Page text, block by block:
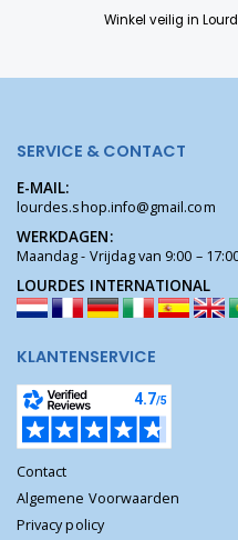
Winkel veilig in
SERVICE & CONTACT
E-MAIL:
lourdes.shop.info@gmail.com
WERKDAGEN:
Maandag - Vrijdag van 9:00 –
LOURDES INTERNATIONAL
KLANTENSERVICE
Contact
Algemene Voorwaarden
Privacy policy